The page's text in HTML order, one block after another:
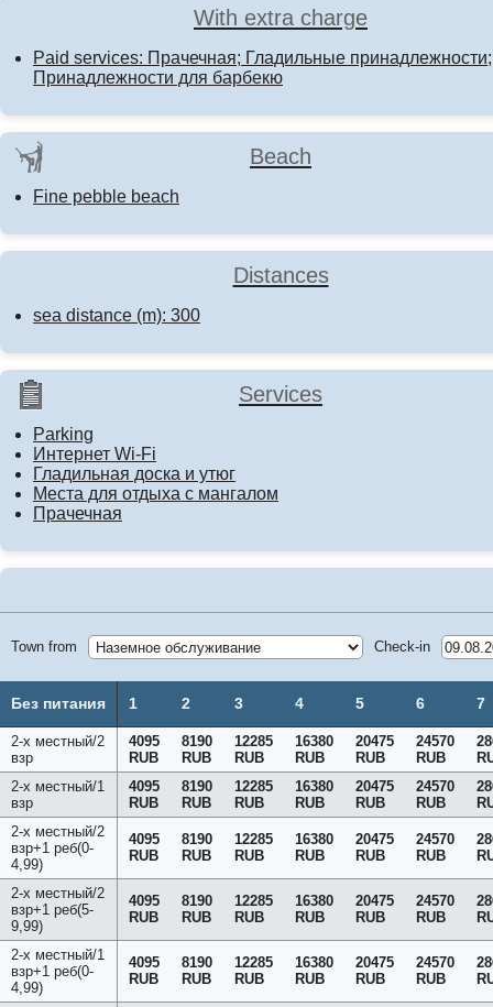
With extra charge
Paid services: Прачечная; Гладильные принадлежности;
Принадлежности для барбекю
Beach
Fine pebble beach
Distances
sea distance (m): 300
Services
Parking
Интернет Wi-Fi
Гладильная доска и утюг
Места для отдыха с мангалом
Прачечная
Town from Check-in
Без питания 1 2 3 4 5 6 7
2-х местный/2
взр
4095
RUB
8190
RUB
12285
RUB
16380
RUB
20475
RUB
24570
RUB
2-х местный/1
взр
4095
RUB
8190
RUB
12285
RUB
16380
RUB
20475
RUB
24570
RUB
2-х местный/2
взр+1 реб(0-
4,99)
4095
RUB
8190
RUB
12285
RUB
16380
RUB
20475
RUB
24570
RUB
2-х местный/2
взр+1 реб(5-
9,99)
4095
RUB
8190
RUB
12285
RUB
16380
RUB
20475
RUB
24570
RUB
2-х местный/1
взр+1 реб(0-
4,99)
4095
RUB
8190
RUB
12285
RUB
16380
RUB
20475
RUB
24570
RUB